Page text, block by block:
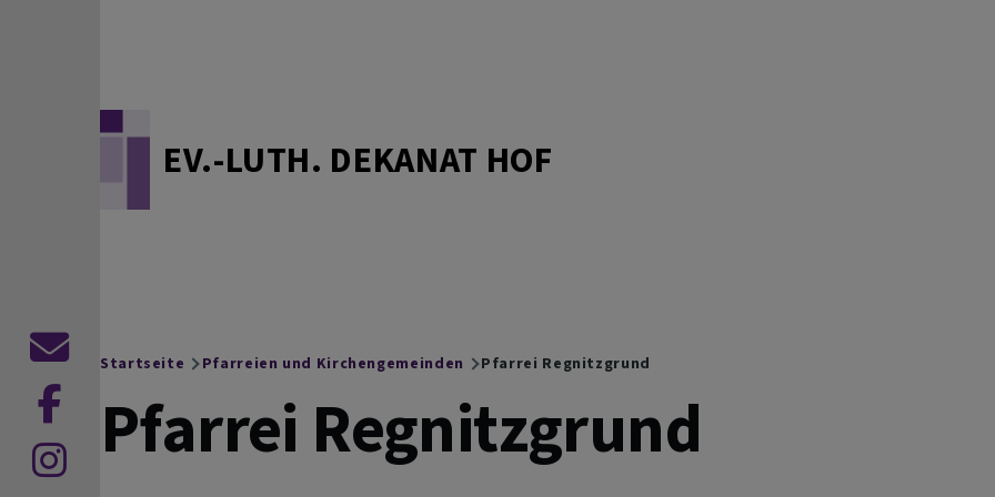
EV.-LUTH. DEKANAT HOF
Breadcrumb
Startseite Pfarreien und Kirchengemeinden Pfarrei Regnitzgrund
Pfarrei Regnitzgrund
Kontaktformular
zu
Facebook
zu